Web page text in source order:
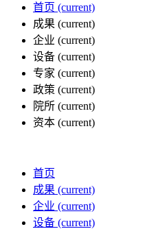
首页 (current)
成果 (current)
企业 (current)
设备 (current)
专家 (current)
政策 (current)
院所 (current)
资本 (current)
首页
成果 (current)
企业 (current)
设备 (current)